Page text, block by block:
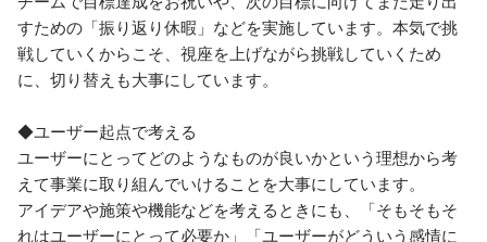
すための「振り返り休暇」などを実施しています。本気で挑
戦していくからこそ、視座を上げながら挑戦していくため
に、切り替えも大事にしています。
◆ユーザー起点で考える
ユーザーにとってどのようなものが良いかという理想から考
えて事業に取り組んでいけることを大事にしています。
アイデアや施策や機能などを考えるときにも、「そもそもそ
れはユーザーにとって必要か」「ユーザーがどういう感情に